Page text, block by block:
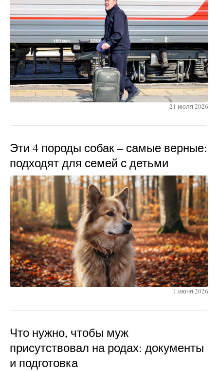
21 июля 2026
Эти 4 породы собак – самые верные:
подходят для семей с детьми
1 июня 2026
Что нужно, чтобы муж
присутствовал на родах: документы
и подготовка